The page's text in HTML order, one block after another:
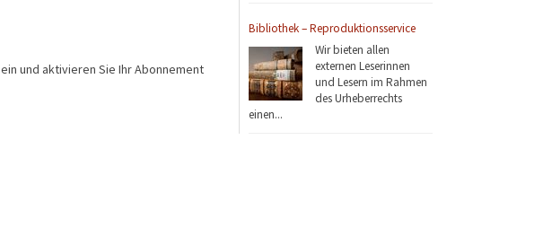
Bibliothek – Reproduktionsservice
Wir bieten allen
externen Leserinnen
und Lesern im Rahmen
des Urheberrechts
einen...
ein und aktivieren Sie Ihr Abonnement